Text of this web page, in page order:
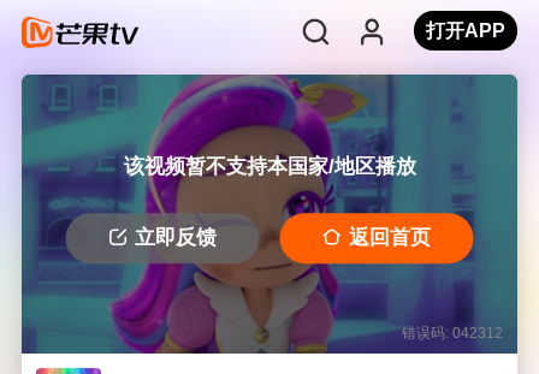
打开APP
该视频暂不支持本国家/地区播放
立即反馈 返回首页
错误码: 042312